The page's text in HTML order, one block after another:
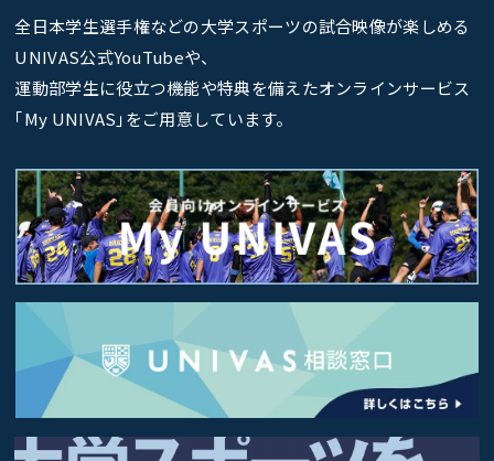
全日本学生選手権などの大学スポーツの試合映像が楽しめる
UNIVAS公式YouTubeや、
運動部学生に役立つ機能や特典を備えたオンラインサービス
｢My UNIVAS｣をご用意しています。